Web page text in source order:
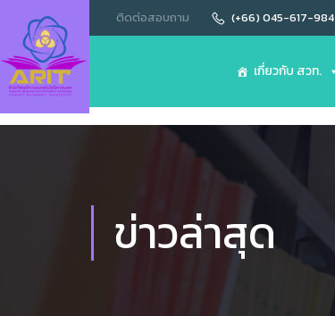
ติดต่อสอบถาม (+66) 045-617-984
เกี่ยวกับ สวท.
ข่าวล่าสุด